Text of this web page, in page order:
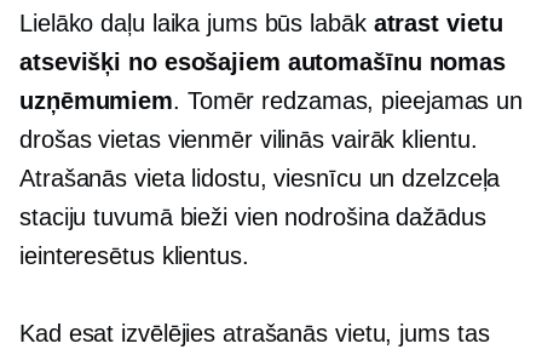
Lielāko daļu laika jums būs labāk atrast vietu
atsevišķi no esošajiem automašīnu nomas
uzņēmumiem. Tomēr redzamas, pieejamas un
drošas vietas vienmēr vilinās vairāk klientu.
Atrašanās vieta lidostu, viesnīcu un dzelzceļa
staciju tuvumā bieži vien nodrošina dažādus
ieinteresētus klientus.
Kad esat izvēlējies atrašanās vietu, jums tas